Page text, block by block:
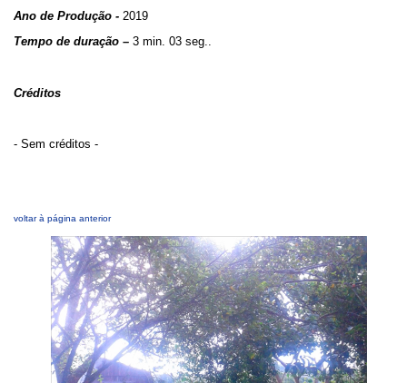
Ano de Produção - 2019
Tempo de duração – 3 min. 03 seg..
Créditos
- Sem créditos -
voltar à página anterior